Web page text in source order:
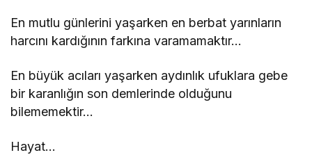
En mutlu günlerini yaşarken en berbat yarınların
harcını kardığının farkına varamamaktır…
En büyük acıları yaşarken aydınlık ufuklara gebe
bir karanlığın son demlerinde olduğunu
bilememektir…
Hayat…